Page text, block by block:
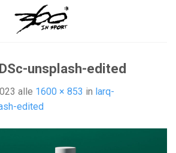
unsplash-edited
alle 1600 × 853 in larq-
edited